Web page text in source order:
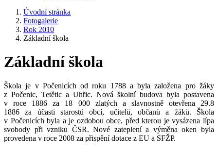
Úvodní stránka
Fotogalerie
Rok 2010
Základní škola
Základní škola
Škola je v Počenicích od roku 1788 a byla založena pro žáky
z Počenic, Tetětic a Uhřic. Nová školní budova byla postavena
v roce 1886 za 18 000 zlatých a slavnostně otevřena 29.8
1886 za účasti starostů obcí, učitelů, občanů a žáků. Škola
v Počenicích byla a je ozdobou obce, před kterou je vysázena lípa
svobody při vzniku ČSR. Nové zateplení a výměna oken byla
provedena v roce 2008 za přispění dotace z EU a SFŽP.